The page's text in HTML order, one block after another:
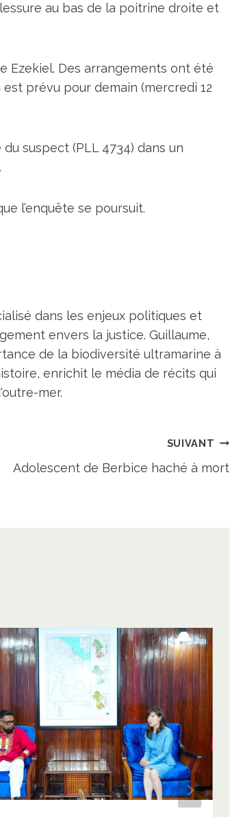
au bas de la poitrine droite et
Ezekiel. Des arrangements ont été
prévu pour demain (mercredi 12
suspect (PLL 4734) dans un
l’enquête se poursuit.
dans les enjeux politiques et
envers la justice. Guillaume,
de la biodiversité ultramarine à
enrichit le média de récits qui
mer.
SUIVANT
Adolescent de Berbice haché à mort